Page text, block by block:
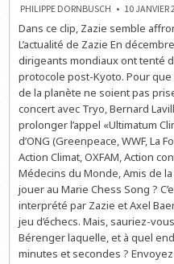
PHILIPPE DORNBUSCH 10 JANVIER
Dans ce clip, Zazie semble
L’actualité de Zazie En
dirigeants mondiaux ont tenté
protocole post-Kyoto. Pour
de la planète ne soient pas
concert avec Tryo, Bernard
prolonger l’appel «Ultimatum
d’ONG (Greenpeace, WWF, La
Action Climat, OXFAM, Action
Médecins du Monde, Amis de la
jouer au Marie Chess Song ?
interprété par Zazie et Axel
jeu d’échecs. Mais, sauriez-
Bérenger laquelle, et à quel
minutes et secondes ?